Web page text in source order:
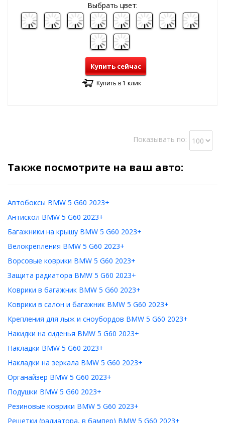
Выбрать цвет:
Купить сейчас
Купить в 1 клик
Показывать по:
Также посмотрите на ваш авто:
Автобоксы BMW 5 G60 2023+
Антискол BMW 5 G60 2023+
Багажники на крышу BMW 5 G60 2023+
Велокрепления BMW 5 G60 2023+
Ворсовые коврики BMW 5 G60 2023+
Защита радиатора BMW 5 G60 2023+
Коврики в багажник BMW 5 G60 2023+
Коврики в салон и багажник BMW 5 G60 2023+
Крепления для лыж и сноубордов BMW 5 G60 2023+
Накидки на сиденья BMW 5 G60 2023+
Накладки BMW 5 G60 2023+
Накладки на зеркала BMW 5 G60 2023+
Органайзер BMW 5 G60 2023+
Подушки BMW 5 G60 2023+
Резиновые коврики BMW 5 G60 2023+
Решетки (радиатора, в бампер) BMW 5 G60 2023+